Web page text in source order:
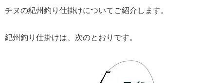
チヌの紀州釣り仕掛けについてご紹介します。
紀州釣り仕掛けは、次のとおりです。